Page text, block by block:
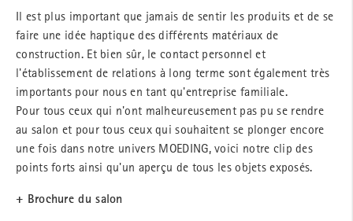
Il est plus important que jamais de sentir les produits et de se
faire une idée haptique des différents matériaux de
construction. Et bien sûr, le contact personnel et
l'établissement de relations à long terme sont également très
importants pour nous en tant qu'entreprise familiale.
Pour tous ceux qui n'ont malheureusement pas pu se rendre
au salon et pour tous ceux qui souhaitent se plonger encore
une fois dans notre univers MOEDING, voici notre clip des
points forts ainsi qu'un aperçu de tous les objets exposés.
+ Brochure du salon